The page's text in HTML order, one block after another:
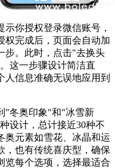
你授权登录微信账号，
权完成后，页面会自动加
步。此时，点击"去换头
这一步骤设计简洁直
信息准确无误地应用到
"冬奥印象"和"冰雪新
设计，总计接近30种不
奥元素如雪花、冰晶和运
，也有传统喜庆型，确保
览每个选项，选择最适合